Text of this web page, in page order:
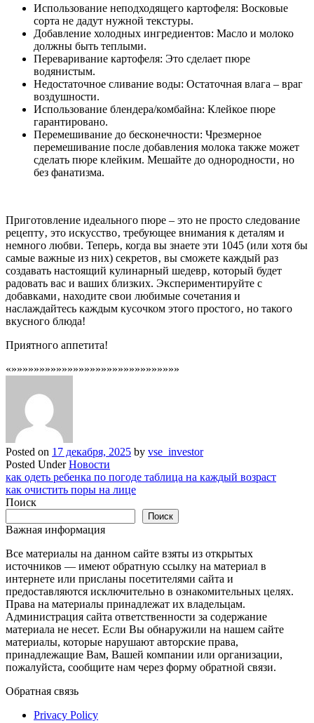
Использование неподходящего картофеля: Восковые
сорта не дадут нужной текстуры.
Добавление холодных ингредиентов: Масло и молоко
должны быть теплыми.
Переваривание картофеля: Это сделает пюре
водянистым.
Недостаточное сливание воды: Остаточная влага – враг
воздушности.
Использование блендера/комбайна: Клейкое пюре
гарантировано.
Перемешивание до бесконечности: Чрезмерное
перемешивание после добавления молока также может
сделать пюре клейким. Мешайте до однородности‚ но
без фанатизма.
Приготовление идеального пюре – это не просто следование
рецепту‚ это искусство‚ требующее внимания к деталям и
немного любви. Теперь‚ когда вы знаете эти 1045 (или хотя бы
самые важные из них) секретов‚ вы сможете каждый раз
создавать настоящий кулинарный шедевр‚ который будет
радовать вас и ваших близких. Экспериментируйте с
добавками‚ находите свои любимые сочетания и
наслаждайтесь каждым кусочком этого простого‚ но такого
вкусного блюда!
Приятного аппетита!
«»»»»»»»»»»»»»»»»»»»»»»»»»»»»»»
Posted on 17 декабря, 2025 by vse_investor
Posted UnderНовости
Навигация
по
как одеть ребенка по погоде таблица на каждый возраст
как очистить поры на лице
Поиск
Поиск
Важная информация
Все материалы на данном сайте взяты из открытых
источников — имеют обратную ссылку на материал в
интернете или присланы посетителями сайта и
предоставляются исключительно в ознакомительных целях.
Права на материалы принадлежат их владельцам.
Администрация сайта ответственности за содержание
материала не несет. Если Вы обнаружили на нашем сайте
материалы, которые нарушают авторские права,
принадлежащие Вам, Вашей компании или организации,
пожалуйста, сообщите нам через форму обратной связи.
Обратная связь
Privacy Policy